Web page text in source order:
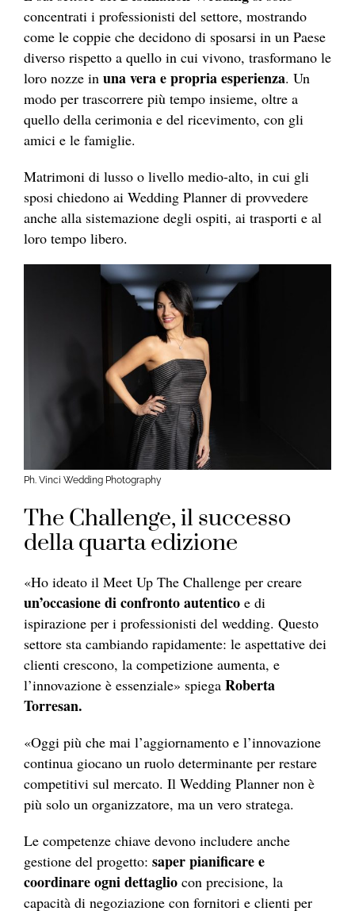
concentrati i professionisti del settore, mostrando
come le coppie che decidono di sposarsi in un Paese
diverso rispetto a quello in cui vivono, trasformano le
loro nozze in una vera e propria esperienza. Un
modo per trascorrere più tempo insieme, oltre a
quello della cerimonia e del ricevimento, con gli
amici e le famiglie.
Matrimoni di lusso o livello medio-alto, in cui gli
sposi chiedono ai Wedding Planner di provvedere
anche alla sistemazione degli ospiti, ai trasporti e al
loro tempo libero.
Ph. Vinci Wedding Photography
The Challenge, il successo
della quarta edizione
«Ho ideato il Meet Up The Challenge per creare
un’occasione di confronto autentico e di
ispirazione per i professionisti del wedding. Questo
settore sta cambiando rapidamente: le aspettative dei
clienti crescono, la competizione aumenta, e
l’innovazione è essenziale» spiega Roberta
Torresan.
«Oggi più che mai l’aggiornamento e l’innovazione
continua giocano un ruolo determinante per restare
competitivi sul mercato. Il Wedding Planner non è
più solo un organizzatore, ma un vero stratega.
Le competenze chiave devono includere anche
gestione del progetto: saper pianificare e
coordinare ogni dettaglio con precisione, la
capacità di negoziazione con fornitori e clienti per